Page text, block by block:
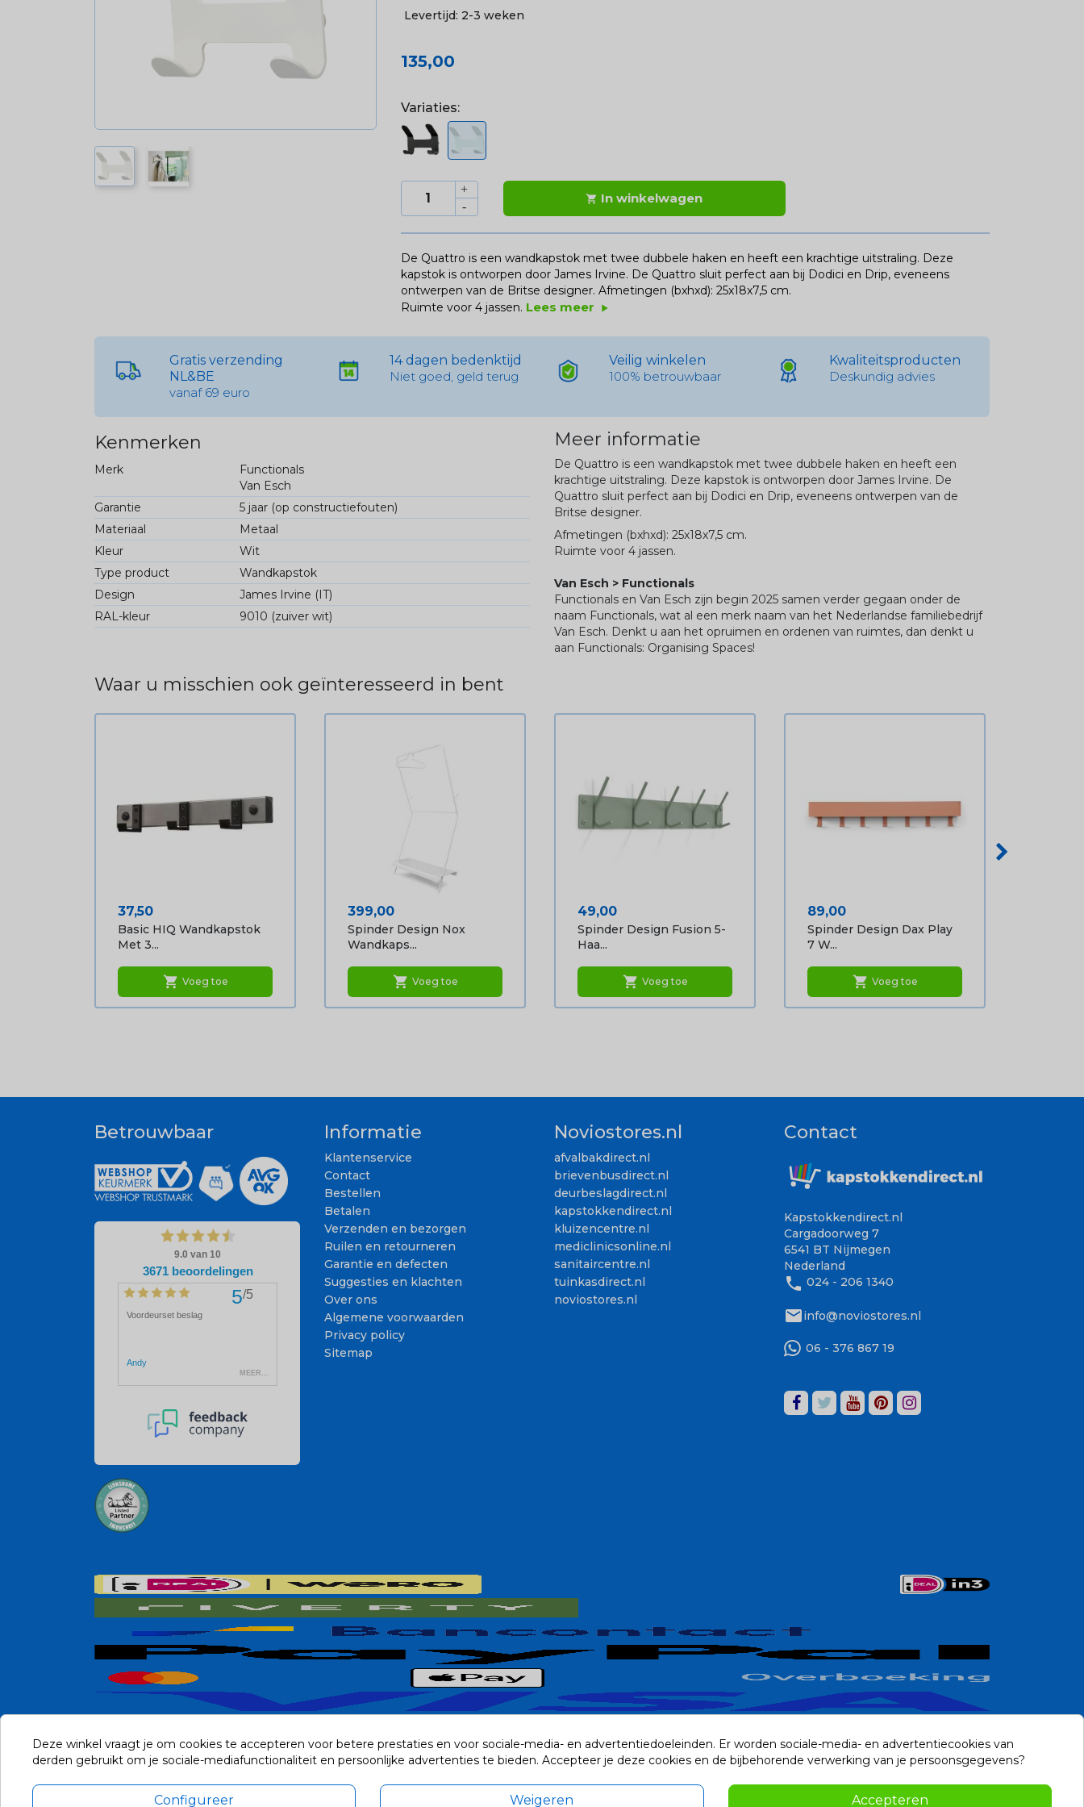
Levertijd: 2-3 weken
135,00
Variaties:
 In winkelwagen
De Quattro is een wandkapstok met twee dubbele haken en heeft een krachtige uitstraling. Deze
kapstok is ontworpen door James Irvine. De Quattro sluit perfect aan bij Dodici en Drip, eveneens
ontwerpen van de Britse designer. Afmetingen (bxhxd): 25x18x7,5 cm.
Ruimte voor 4 jassen. Lees meer play_arrow
Gratis verzending
NL&BE
vanaf 69 euro
14 dagen bedenktijd
Niet goed, geld terug
Veilig winkelen
100% betrouwbaar
Kwaliteitsproducten
Deskundig advies
Kenmerken
Merk
Functionals
Van Esch
Garantie
5 jaar (op constructiefouten)
Materiaal
Metaal
Kleur
Wit
Type product
Wandkapstok
Design
James Irvine (IT)
RAL-kleur
9010 (zuiver wit)
Meer informatie
De Quattro is een wandkapstok met twee dubbele haken en heeft een
krachtige uitstraling. Deze kapstok is ontworpen door James Irvine. De
Quattro sluit perfect aan bij Dodici en Drip, eveneens ontwerpen van de
Britse designer.
Afmetingen (bxhxd): 25x18x7,5 cm.
Ruimte voor 4 jassen.
Van Esch > Functionals
Functionals en Van Esch zijn begin 2025 samen verder gegaan onder de
naam Functionals, wat al een merk naam van het Nederlandse familiebedrijf
Van Esch. Denkt u aan het opruimen en ordenen van ruimtes, dan denkt u
aan Functionals: Organising Spaces!
Waar u misschien ook geïnteresseerd in bent
Prijs
37,50
Basic HIQ Wandkapstok
Met 3...
shopping_cart Voeg toe
Prijs
399,00
Spinder Design Nox
Wandkaps...
shopping_cart Voeg toe
Prijs
49,00
Spinder Design Fusion 5-
Haa...
shopping_cart Voeg toe
Prijs
89,00
Spinder Design Dax Play
7 W...
shopping_cart Voeg toe
Betrouwbaar Informatie
Klantenservice
Contact
Bestellen
Betalen
Verzenden en bezorgen
Ruilen en retourneren
Garantie en defecten
Suggesties en klachten
Over ons
Algemene voorwaarden
Privacy policy
Sitemap
Noviostores.nl
afvalbakdirect.nl
brievenbusdirect.nl
deurbeslagdirect.nl
kapstokkendirect.nl
kluizencentre.nl
mediclinicsonline.nl
sanitaircentre.nl
tuinkasdirect.nl
noviostores.nl
Contact
Kapstokkendirect.nl
Cargadoorweg 7
6541 BT Nijmegen
Nederland
phone 024 - 206 1340
mailinfo@noviostores.nl
06 - 376 867 19
Deze winkel vraagt je om cookies te accepteren voor betere prestaties en voor sociale-media- en advertentiedoeleinden. Er worden sociale-media- en advertentiecookies van
derden gebruikt om je sociale-mediafunctionaliteit en persoonlijke advertenties te bieden. Accepteer je deze cookies en de bijbehorende verwerking van je persoonsgegevens?
Configureer Weigeren Accepteren